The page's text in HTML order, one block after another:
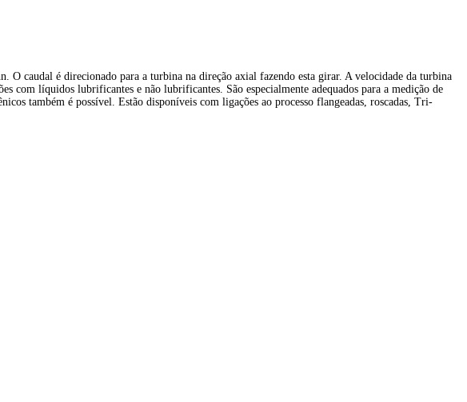
O caudal é direcionado para a turbina na direção axial fazendo esta girar. A velocidade da turbina
com líquidos lubrificantes e não lubrificantes. São especialmente adequados para a medição de
também é possível. Estão disponíveis com ligações ao processo flangeadas, roscadas, Tri-